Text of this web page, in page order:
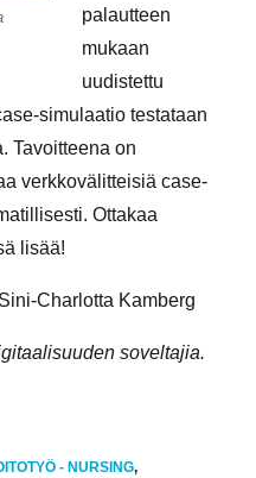
palautteen
mukaan
uudistettu
simulaatio testataan
Tavoitteena on
verkkovälitteisiä case-
Ottakaa
lisää!
Charlotta Kamberg
soveltajia.
- NURSING,